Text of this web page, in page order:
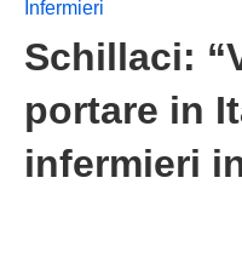
Infermieri
Schillaci:
portare in
infermieri